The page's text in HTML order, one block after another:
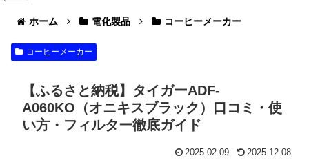
ホーム 電化製品 コーヒーメーカー
コーヒーメーカー
【ふるさと納税】タイガーADF-
A060KO（オニキスブラック）口コミ・使
い方・フィルター徹底ガイド
2025.02.09 2025.12.08